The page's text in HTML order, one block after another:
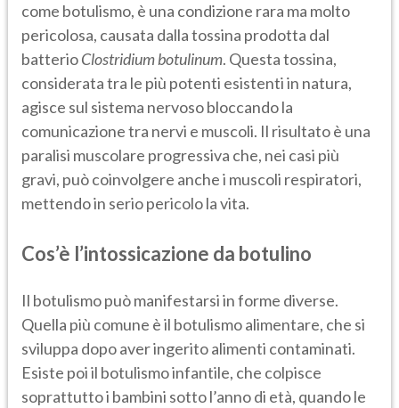
come botulismo, è una condizione rara ma molto
pericolosa, causata dalla tossina prodotta dal
batterioClostridium botulinum. Questa tossina,
considerata tra le più potenti esistenti in natura,
agisce sul sistema nervoso bloccando la
comunicazione tra nervi e muscoli. Il risultato è una
paralisi muscolare progressiva che, nei casi più
gravi, può coinvolgere anche i muscoli respiratori,
mettendo in serio pericolo la vita.
Cos’è l’intossicazione da botulino
Il botulismo può manifestarsi in forme diverse.
Quella più comune è il botulismo alimentare, che si
sviluppa dopo aver ingerito alimenti contaminati.
Esiste poi il botulismo infantile, che colpisce
soprattutto i bambini sotto l’anno di età, quando le